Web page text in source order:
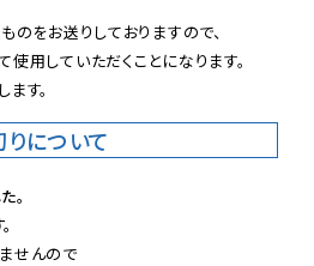
のをお送りしておりますので、
用していただくことになります。
す。
について
。
せんので